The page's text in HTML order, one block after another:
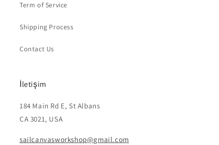
Term of Service
Shipping Process
Contact Us
İletişim
184 Main Rd E, St Albans
CA 3021, USA
sailcanvasworkshop@gmail.com